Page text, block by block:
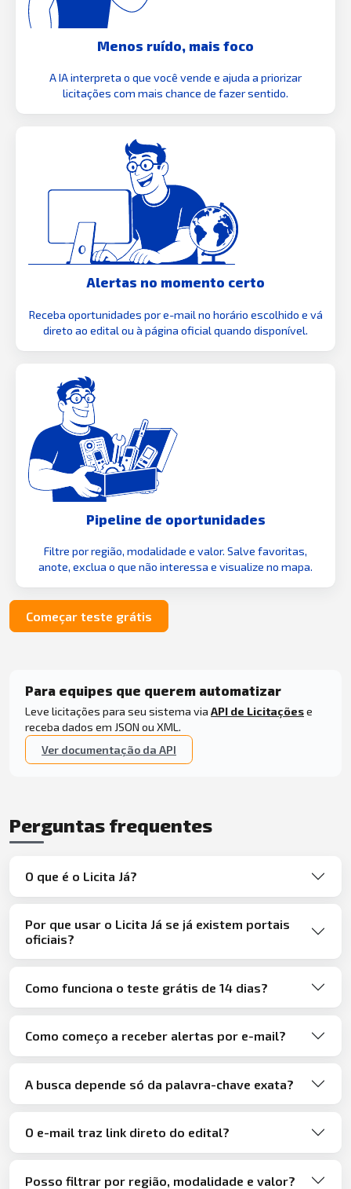
Menos ruído, mais foco
A IA interpreta o que você vende e ajuda a priorizar
licitações com mais chance de fazer sentido.
Alertas no momento certo
Receba oportunidades por e-mail no horário escolhido e vá
direto ao edital ou à página oficial quando disponível.
Pipeline de oportunidades
Filtre por região, modalidade e valor. Salve favoritas,
anote, exclua o que não interessa e visualize no mapa.
Começar teste grátis
Para equipes que querem automatizar
Leve licitações para seu sistema via API de Licitaçõese
receba dados em JSON ou XML.
Ver documentação da API
Perguntas frequentes
O que é o Licita Já?
Por que usar o Licita Já se já existem portais
oficiais?
Como funciona o teste grátis de 14 dias?
Como começo a receber alertas por e-mail?
A busca depende só da palavra-chave exata?
O e-mail traz link direto do edital?
Posso filtrar por região, modalidade e valor?